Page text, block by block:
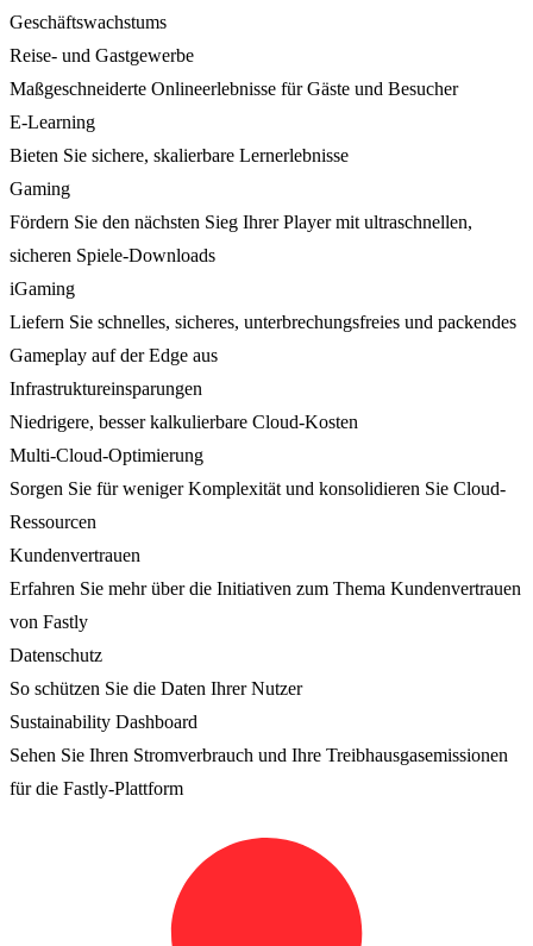
Geschäftswachstums
Reise- und Gastgewerbe
Maßgeschneiderte Onlineerlebnisse für Gäste und Besucher
E-Learning
Bieten Sie sichere, skalierbare Lernerlebnisse
Gaming
Fördern Sie den nächsten Sieg Ihrer Player mit ultraschnellen,
sicheren Spiele-Downloads
iGaming
Liefern Sie schnelles, sicheres, unterbrechungsfreies und packendes
Gameplay auf der Edge aus
Infrastruktureinsparungen
Niedrigere, besser kalkulierbare Cloud-Kosten
Multi-Cloud-Optimierung
Sorgen Sie für weniger Komplexität und konsolidieren Sie Cloud-
Ressourcen
Kundenvertrauen
Erfahren Sie mehr über die Initiativen zum Thema Kundenvertrauen
von Fastly
Datenschutz
So schützen Sie die Daten Ihrer Nutzer
Sustainability Dashboard
Sehen Sie Ihren Stromverbrauch und Ihre Treibhausgasemissionen
für die Fastly-Plattform